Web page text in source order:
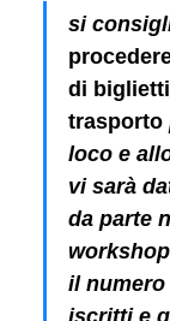
si
di
trasporto
loco e
vi sarà
da parte
il
iscritti e